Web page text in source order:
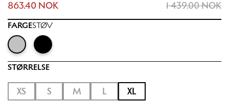
863.40 NOK 1 439.00 NOK
FARGESTØV
STØRRELSE
XS S M L XL